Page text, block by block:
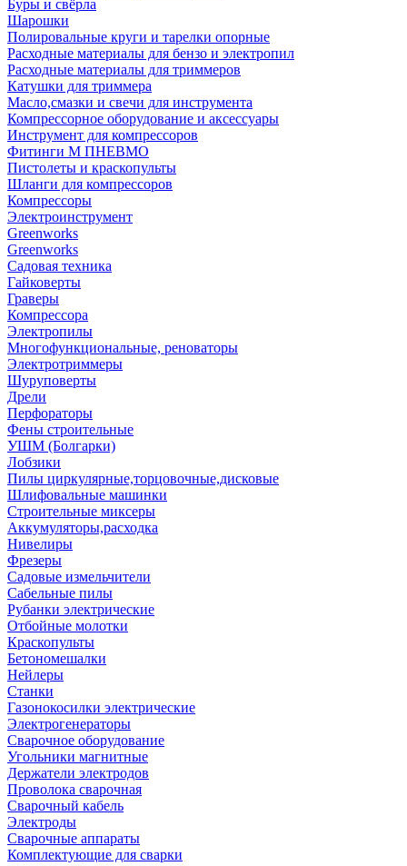
Буры и свёрла
Шарошки
Полировальные круги и тарелки опорные
Расходные материалы для бензо и электропил
Расходные материалы для триммеров
Катушки для триммера
Масло,смазки и свечи для инструмента
Компрессорное оборудование и аксессуары
Инструмент для компрессоров
Фитинги М ПНЕВМО
Пистолеты и краскопульты
Шланги для компрессоров
Компрессоры
Электроинструмент
Greenworks
Greenworks
Садовая техника
Гайковерты
Граверы
Компрессора
Электропилы
Многофункциональные, реноваторы
Электротриммеры
Шуруповерты
Дрели
Перфораторы
Фены строительные
УШМ (Болгарки)
Лобзики
Пилы циркулярные,торцовочные,дисковые
Шлифовальные машинки
Строительные миксеры
Аккумуляторы,расходка
Нивелиры
Фрезеры
Садовые измельчители
Сабельные пилы
Рубанки электрические
Отбойные молотки
Краскопульты
Бетономешалки
Нейлеры
Станки
Газонокосилки электрические
Электрогенераторы
Сварочное оборудование
Угольники магнитные
Держатели электродов
Проволока сварочная
Сварочный кабель
Электроды
Сварочные аппараты
Комплектующие для сварки